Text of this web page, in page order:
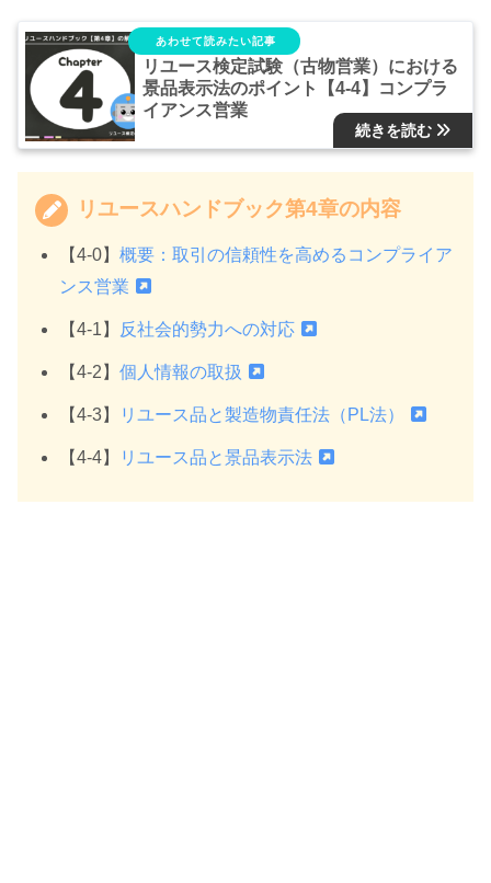
リユース検定試験（古物営業）における
景品表示法のポイント【4-4】コンプラ
イアンス営業
リユースハンドブック第4章の内容
【4-0】概要：取引の信頼性を高めるコンプライア
ンス営業
【4-1】 反社会的勢力への対応
【4-2】個人情報の取扱
【4-3】 リユース品と製造物責任法（PL法）
【4-4】 リユース品と景品表示法